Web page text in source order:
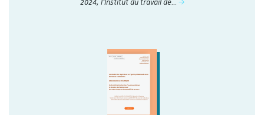
2024, l'Institut du travail de…